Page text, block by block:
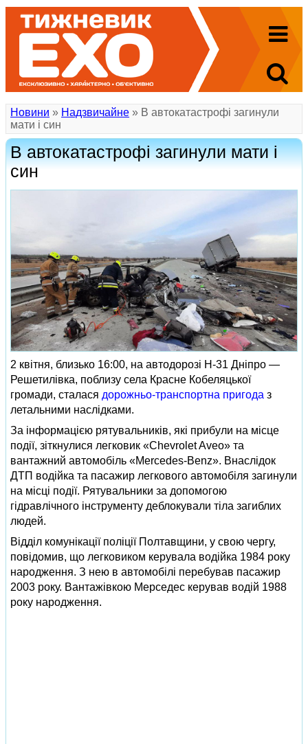
Новини » Надзвичайне » В автокатастрофі загинули
мати і син
В автокатастрофі загинули мати і
син
2 квітня, близько 16:00, на автодорозі Н-31 Дніпро —
Решетилівка, поблизу села Красне Кобеляцької
громади, сталася дорожньо-транспортна пригода з
летальними наслідками.
За інформацією рятувальників, які прибули на місце
події, зіткнулися легковик «Chevrolet Aveo» та
вантажний автомобіль «Mercedes-Benz». Внаслідок
ДТП водійка та пасажир легкового автомобіля загинули
на місці події. Рятувальники за допомогою
гідравлічного інструменту деблокували тіла загиблих
людей.
Відділ комунікації поліції Полтавщини, у свою чергу,
повідомив, що легковиком керувала водійка 1984 року
народження. З нею в автомобілі перебував пасажир
2003 року. Вантажівкою Мерседес керував водій 1988
року народження.